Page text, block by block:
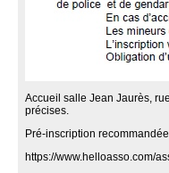
Accueil salle Jean Jaurès,
précises.
Pré-inscription
https://www.helloasso.com/